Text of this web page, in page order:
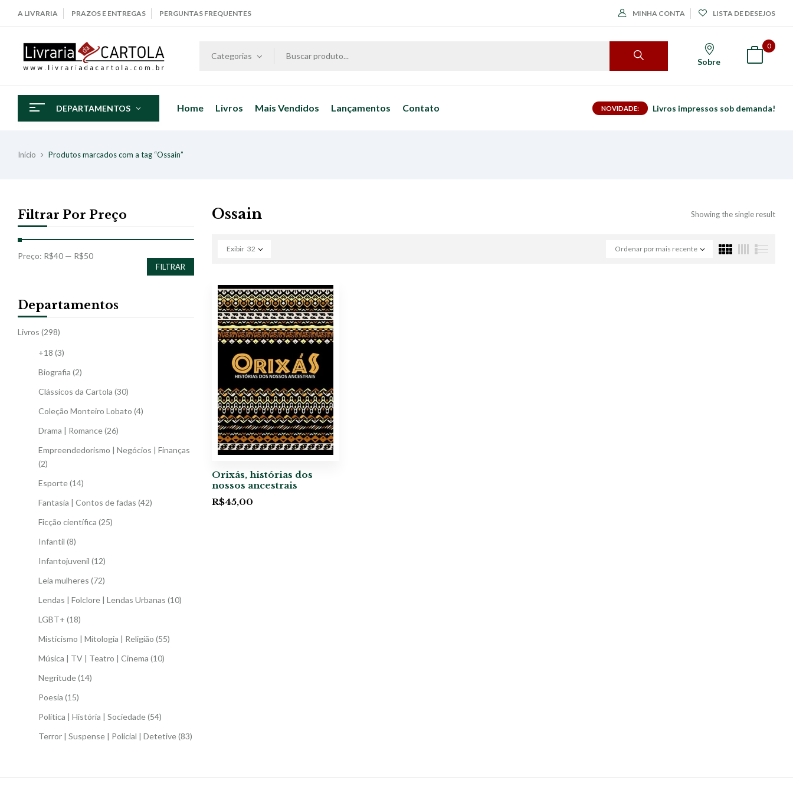
A LIVRARIA PRAZOS E ENTREGAS PERGUNTAS FREQUENTES MINHA CONTA LISTA DE DESEJOS
Categorias
Sobre
0
DEPARTAMENTOS Home Livros Mais Vendidos Lançamentos Contato NOVIDADE: Livros impressos sob demanda!
Início Produtos marcados com a tag “Ossain”
Filtrar Por Preço
FILTRAR
Preço: R$40 — R$50
Departamentos
Livros (298)
+18 (3)
Biografia (2)
Clássicos da Cartola (30)
Coleção Monteiro Lobato (4)
Drama | Romance(26)
Empreendedorismo | Negócios | Finanças
(2)
Esporte(14)
Fantasia | Contos de fadas (42)
Ficção científica (25)
Infantil (8)
Infantojuvenil (12)
Leia mulheres (72)
Lendas | Folclore | Lendas Urbanas (10)
LGBT+ (18)
Misticismo | Mitologia | Religião (55)
Música | TV | Teatro | Cinema (10)
Negritude(14)
Poesia (15)
Política | História | Sociedade(54)
Terror | Suspense | Policial | Detetive(83)
Ossain Showing the single result
Ordenar por mais recente
Exibir 32
Orixás, histórias dos
nossos ancestrais
R$45,00